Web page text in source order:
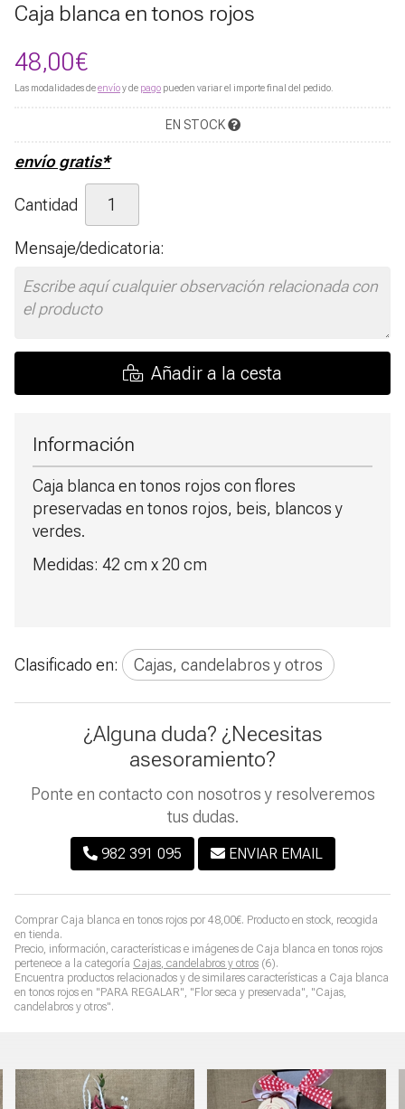
Caja blanca en tonos rojos
48,00€
Las modalidades deenvíoy de pago pueden variar el importe final del pedido.
EN STOCK
envío gratis*
Cantidad
Mensaje/dedicatoria:
Añadir a la cesta
Comprar Caja blanca en tonos rojos por 48,00€. Producto en stock, recogida
en tienda.
Precio, información, características e imágenes de Caja blanca en tonos rojos
pertenece a la categoría Cajas, candelabros y otros (6).
Encuentra productos relacionados y de similares características a Caja blanca
en tonos rojos en "PARA REGALAR", "Flor seca y preservada", "Cajas,
candelabros y otros".
Información
Caja blanca en tonos rojos con flores
preservadas en tonos rojos, beis, blancos y
verdes.
Medidas: 42 cm x 20 cm
Clasificado en: Cajas, candelabros y otros
¿Alguna duda? ¿Necesitas
asesoramiento?
Ponte en contacto con nosotros y resolveremos
tus dudas.
982 391 095 ENVIAR EMAIL